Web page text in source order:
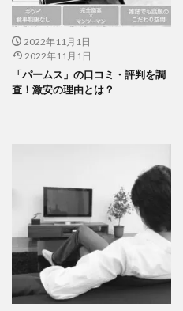
2022年11月1日
2022年11月1日
「パームス」の口コミ・評判を調
査！激安の理由とは？